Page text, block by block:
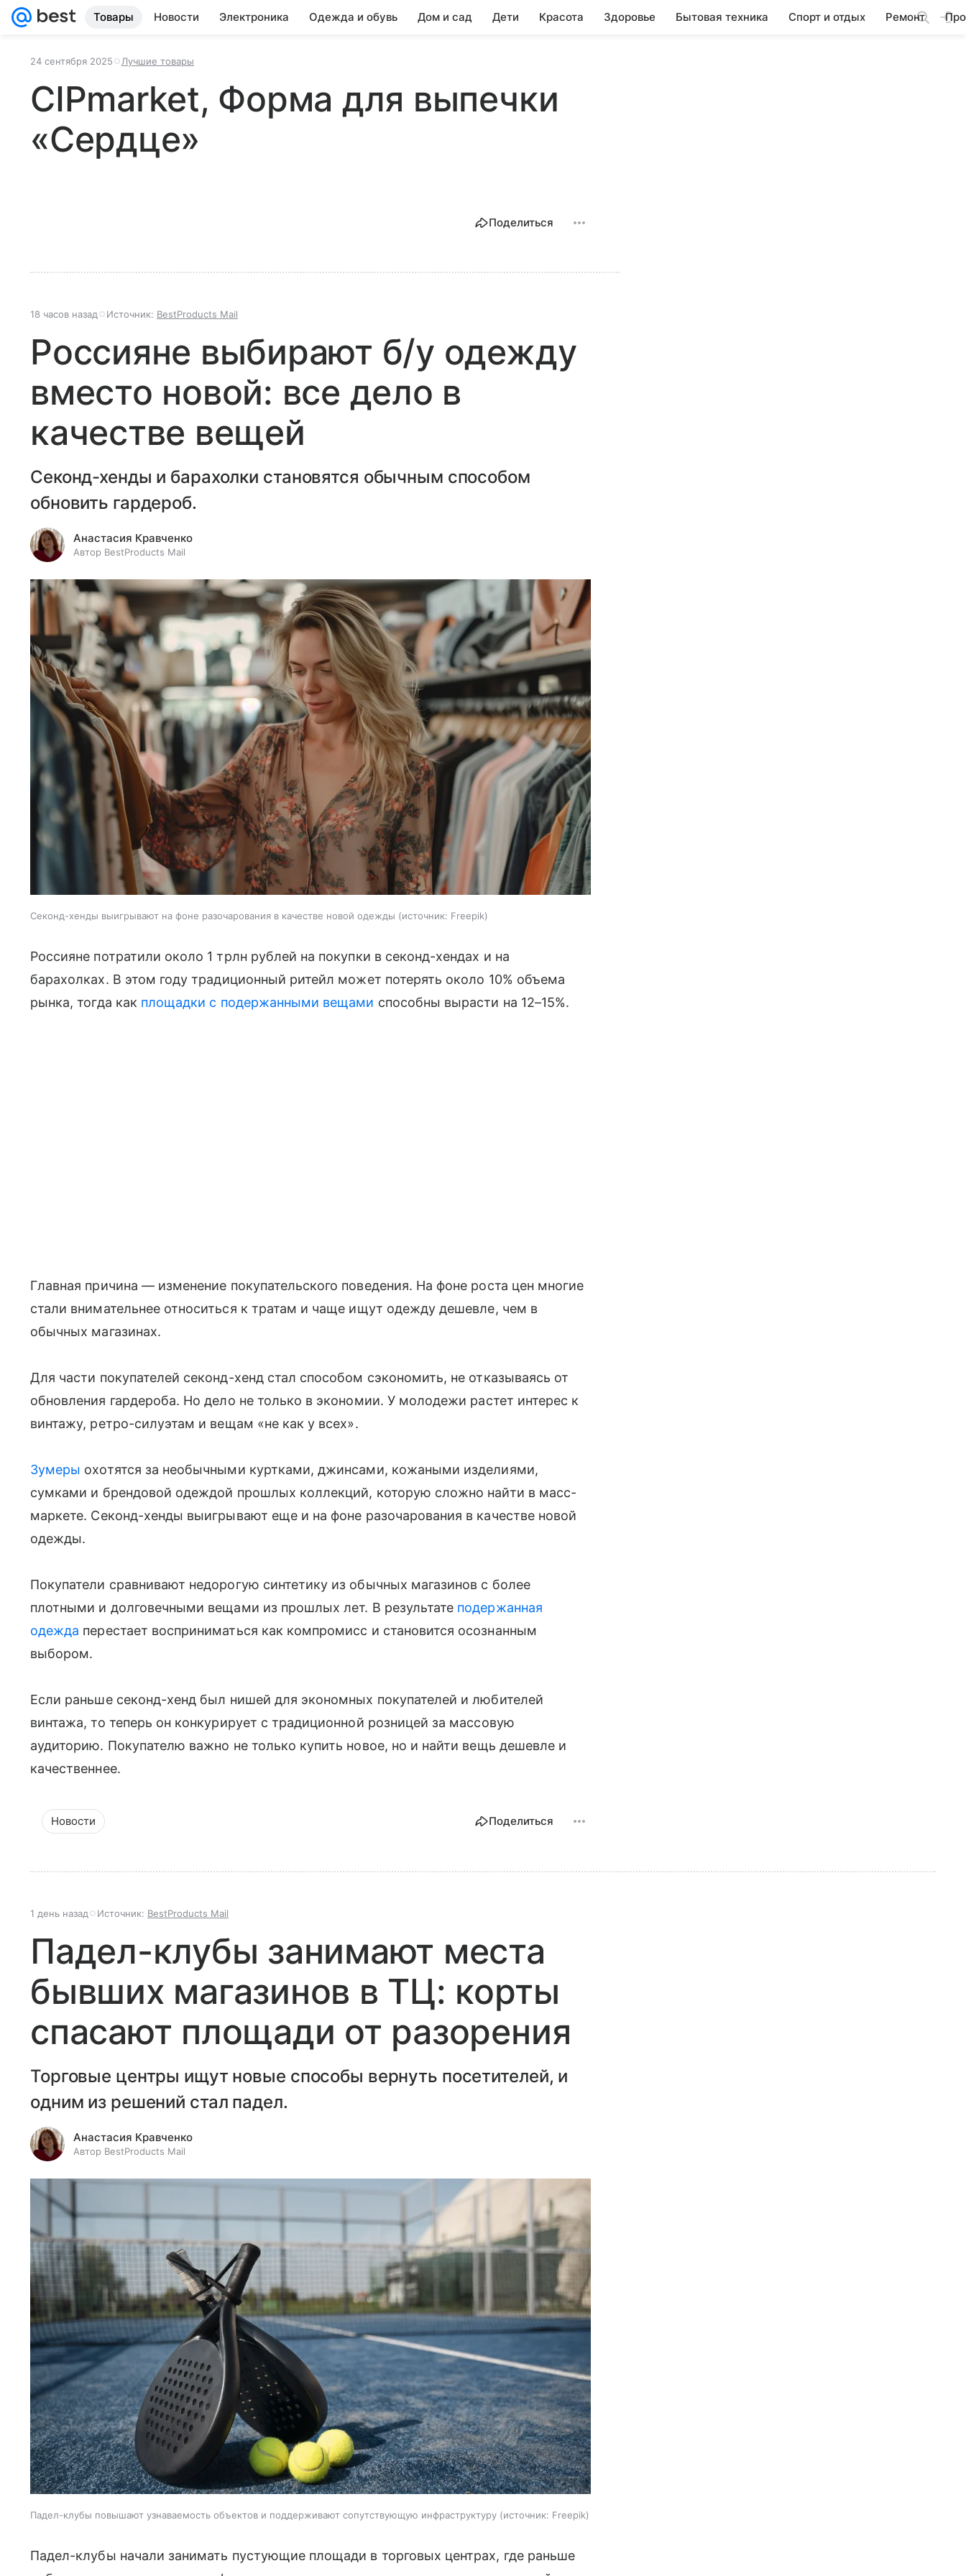
Товары Новости Электроника Одежда и обувь Дом и сад Дети Красота Здоровье Бытовая техника Спорт и отдых Ремонт
24 сентября 2025 Лучшие товары
CIPmarket, Форма для выпечки
«Сердце»
Поделиться
18 часов назад Источник: BestProducts Mail
Россияне выбирают б/у одежду
вместо новой: все дело в
качестве вещей
Секонд-хенды и барахолки становятся обычным способом
обновить гардероб.
Анастасия Кравченко
Автор BestProducts Mail
Секонд-хенды выигрывают на фоне разочарования в качестве новой одежды источник: Freepik
Россияне потратили около 1 трлн рублей на покупки в секонд-хендах и на
барахолках. В этом году традиционный ритейл может потерять около 10% объема
рынка, тогда как площадки с подержанными вещами способны вырасти на 12–15%.
Главная причина — изменение покупательского поведения. На фоне роста цен многие
стали внимательнее относиться к тратам и чаще ищут одежду дешевле, чем в
обычных магазинах.
Для части покупателей секонд-хенд стал способом сэкономить, не отказываясь от
обновления гардероба. Но дело не только в экономии. У молодежи растет интерес к
винтажу, ретро-силуэтам и вещам «не как у всех».
Зумеры охотятся за необычными куртками, джинсами, кожаными изделиями,
сумками и брендовой одеждой прошлых коллекций, которую сложно найти в масс-
маркете. Секонд-хенды выигрывают еще и на фоне разочарования в качестве новой
одежды.
Покупатели сравнивают недорогую синтетику из обычных магазинов с более
плотными и долговечными вещами из прошлых лет. В результате подержанная
одежда перестает восприниматься как компромисс и становится осознанным
выбором.
Если раньше секонд-хенд был нишей для экономных покупателей и любителей
винтажа, то теперь он конкурирует с традиционной розницей за массовую
аудиторию. Покупателю важно не только купить новое, но и найти вещь дешевле и
качественнее.
Новости Поделиться
1 день назад Источник: BestProducts Mail
Падел-клубы занимают места
бывших магазинов в ТЦ: корты
спасают площади от разорения
Торговые центры ищут новые способы вернуть посетителей, и
одним из решений стал падел.
Анастасия Кравченко
Автор BestProducts Mail
Падел-клубы повышают узнаваемость объектов и поддерживают сопутствующую инфраструктуру источник: Freepik
Падел-клубы начали занимать пустующие площади в торговых центрах, где раньше